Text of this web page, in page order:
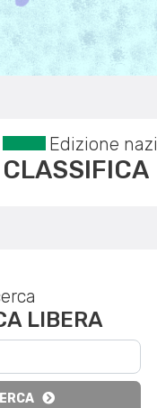
Edizione
CLASSIFICA
LIBERA